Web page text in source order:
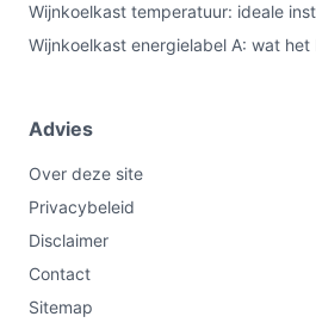
Wijnkoelkast temperatuur: ideale
Wijnkoelkast energielabel A: wat
Advies
Over deze site
Privacybeleid
Disclaimer
Contact
Sitemap